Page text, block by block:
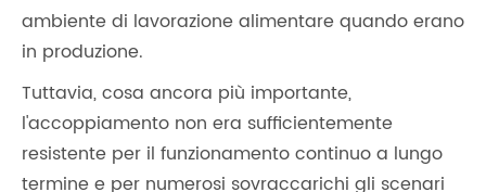
ambiente di lavorazione alimentare quando erano
in produzione.
Tuttavia, cosa ancora più importante,
l'accoppiamento non era sufficientemente
resistente per il funzionamento continuo a lungo
termine e per numerosi sovraccarichi gli scenari